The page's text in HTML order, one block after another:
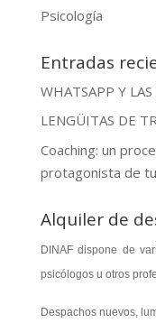
Psicología
Entradas
WHATSAPP Y LAS
LENGÜITAS DE
Coaching: un
protagonista de
Alquiler de
DINAF dispone de
psicólogos u otros
Despachos nuevos,